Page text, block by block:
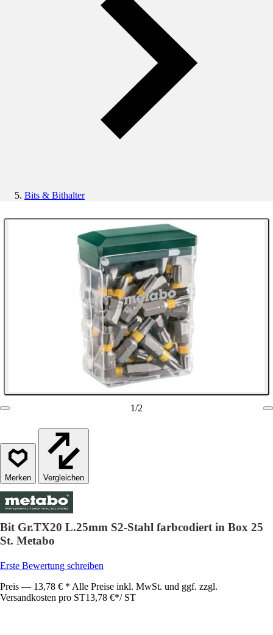
Bits & Bithalter
1/2
Vergleichen
Bit Gr.TX20 L.25mm S2-Stahl farbcodiert in Box 25
St. Metabo
Erste Bewertung schreiben
Preis — 13,78 € * Alle Preise inkl. MwSt. und ggf. zzgl.
Versandkosten pro ST13,78 €*/ ST